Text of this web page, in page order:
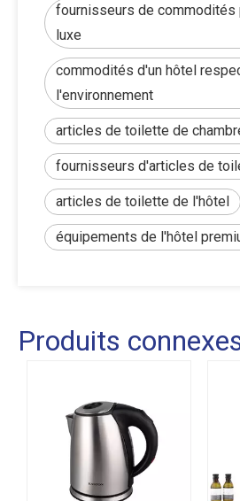
fournisseurs de commodités
luxe
commodités d'un hôtel
l'environnement
articles de toilette de
fournisseurs d'articles de
articles de toilette de l'hôtel
équipements de l'hôtel
Produits